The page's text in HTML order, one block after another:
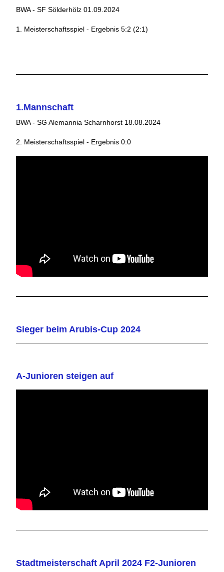
BWA - SF Sölderhölz 01.09.2024
1. Meisterschaftsspiel - Ergebnis 5:2 (2:1)
1.Mannschaft
BWA - SG Alemannia Scharnhorst 18.08.2024
2. Meisterschaftsspiel - Ergebnis 0:0
Sieger beim Arubis-Cup 2024
A-Junioren steigen auf
Stadtmeisterschaft April 2024 F2-Junioren